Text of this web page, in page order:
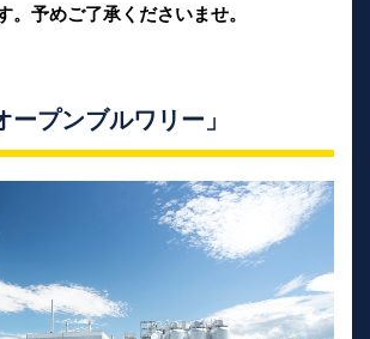
。予めご了承くださいませ。
ープンブルワリー」